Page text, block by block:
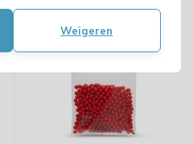
Weigeren